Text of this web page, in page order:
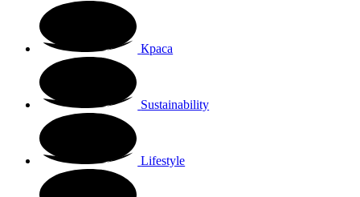
Краса
Sustainability
Lifestyle